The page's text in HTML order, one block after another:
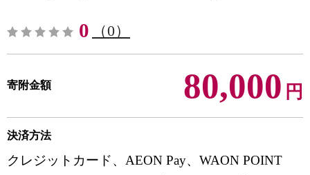
0 （0）
寄附金額 80,000 円
決済方法
クレジットカード、AEON Pay、WAON POINT